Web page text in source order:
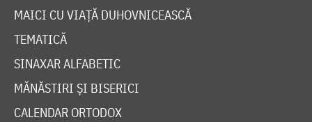
MAICI CU VIAȚĂ DUHOVNICEASCĂ
TEMATICĂ
SINAXAR ALFABETIC
MĂNĂSTIRI ȘI BISERICI
CALENDAR ORTODOX